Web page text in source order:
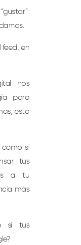
feed, en
nos
para
esto
como si
tus
a tu
más
si tus